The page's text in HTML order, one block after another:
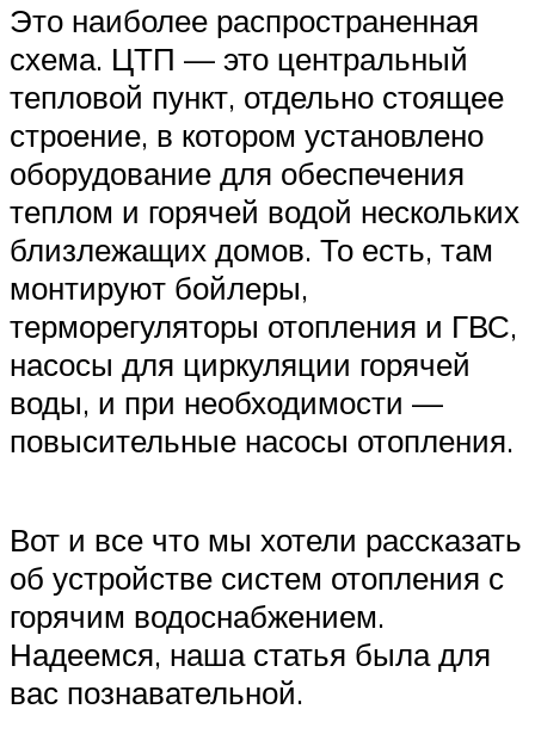
Это наиболее распространенная
схема. ЦТП — это центральный
тепловой пункт, отдельно стоящее
строение, в котором установлено
оборудование для обеспечения
теплом и горячей водой нескольких
близлежащих домов. То есть, там
монтируют бойлеры,
терморегуляторы отопления и ГВС,
насосы для циркуляции горячей
воды, и при необходимости —
повысительные насосы отопления.
Вот и все что мы хотели рассказать
об устройстве систем отопления с
горячим водоснабжением.
Надеемся, наша статья была для
вас познавательной.